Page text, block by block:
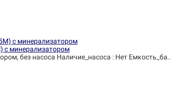
с минерализатором
без насоса Наличие_насоса : Нет Емкость_ба..